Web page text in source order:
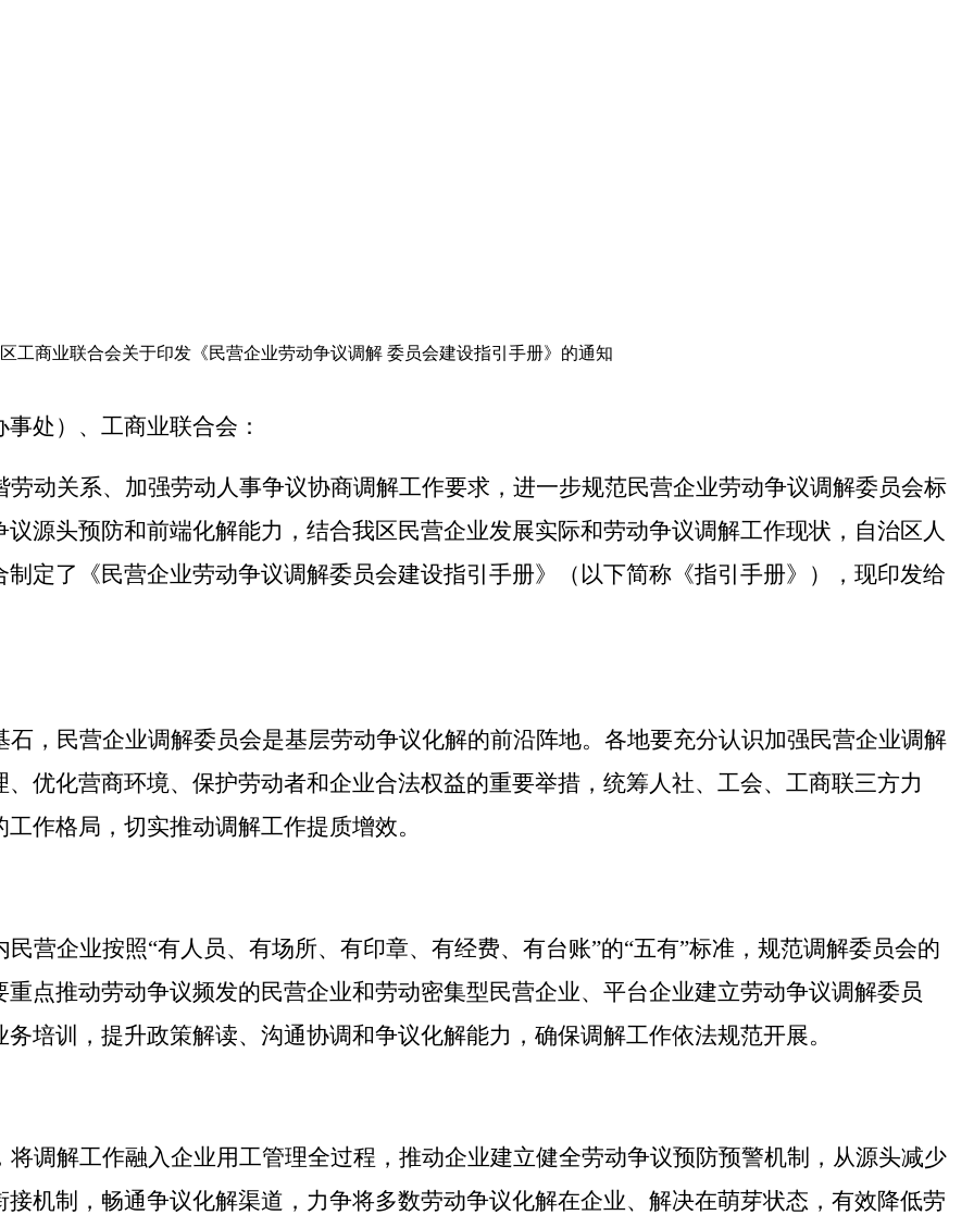
工商业联合会关于印发《民营企业劳动争议调解 委员会建设指引手册》的通知
处） 、 工商业联合会 ：
劳动关系、加强劳动人事争议协商调解工作要求 ， 进一步规范民营企业劳动争议调解委员会标
源头预防和前端化解能力， 结合我区民营企业发展实际和劳动争议调解工作现状，自治区人
制定了
《民营企业劳动争议调解委员会建设指引手册》（以下简称《指引手册》），现印发给
，民营企业调解委员会是基层劳动争议化解的前沿阵地。各地要充分认识加强民营企业调解
优化营商环境、保护劳动者和企业合法权益的重要举措，统筹人社、工会、工商联三方力
作格局，切实推动调解工作提质增效。
民营企业按照“有人员、有场所、有印章、有经费、有台账”的“五有”标准，规范调解委员会的
重点推动劳动争议频发的民营企业和劳动密集型民营企业、平台企业建立劳动争议调解委员
培训，提升政策解读、沟通协调和争议化解能力，确保调解工作依法规范开展。
调解工作融入企业用工管理全过程，推动企业建立健全劳动争议预防预警机制，从源头减少
机制，畅通争议化解渠道，力争将多数劳动争议化解在企业、解决在萌芽状态，有效降低劳